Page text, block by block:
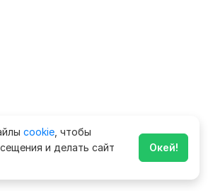
cookie , чтобы
и делать сайт
Окей!